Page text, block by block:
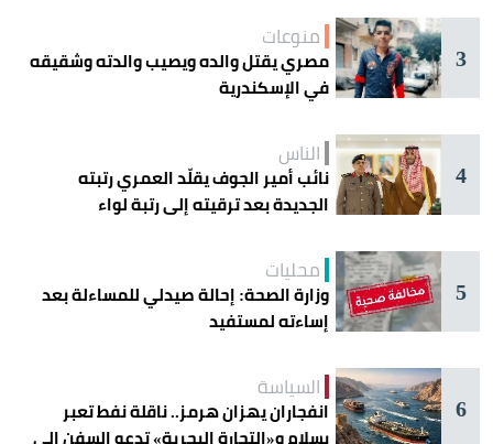
3
منوعات
مصري يقتل والده ويصيب والدته وشقيقه
في الإسكندرية
4
الناس
نائب أمير الجوف يقلّد العمري رتبته
الجديدة بعد ترقيته إلى رتبة لواء
5
محليات
وزارة الصحة: إحالة صيدلي للمساءلة بعد
إساءته لمستفيد
6
السياسة
انفجاران يهزان هرمز.. ناقلة نفط تعبر